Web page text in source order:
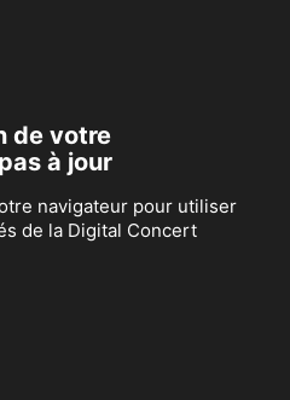
de votre
à jour
navigateur pour utiliser
de la Digital Concert